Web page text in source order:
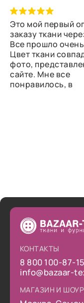
Это мой первый
заказу ткани
Все прошло
Цвет ткани
фото,
сайте. Мне все
понравилось, в
КОНТАКТЫ
8 800 100-87-15
info@bazaar-
МАГАЗИН И